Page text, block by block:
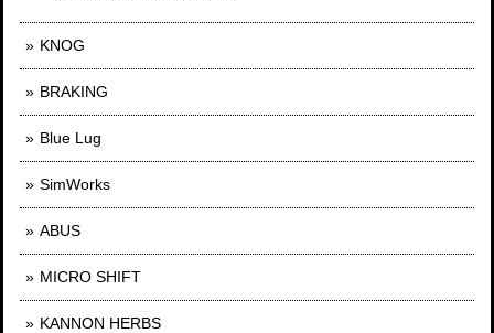
KNOG
BRAKING
Blue Lug
SimWorks
ABUS
MICRO SHIFT
KANNON HERBS